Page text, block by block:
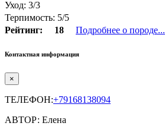
Уход: 3/3
Терпимость: 5/5
Рейтинг:
18 Подробнее о породе...
Контактная информация
×
ТЕЛЕФОН:+79168138094
АВТОР: Елена